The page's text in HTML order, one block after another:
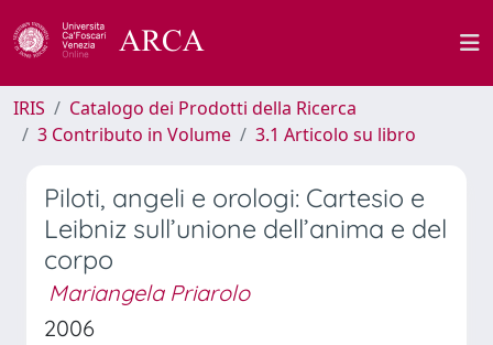
IRIS
Catalogo dei Prodotti della Ricerca
3 Contributo in Volume
3.1 Articolo su libro
Piloti, angeli e orologi: Cartesio e
Leibniz sull’unione dell’anima e del
corpo
Mariangela Priarolo
2006